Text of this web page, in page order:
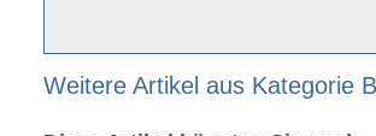
Weitere Artikel aus Kategorie